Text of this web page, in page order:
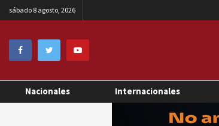
sábado 8 agosto, 2026
Nacionales Internacionales